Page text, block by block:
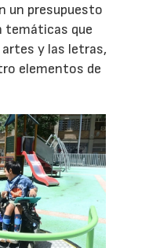
un presupuesto
temáticas que
y las letras,
elementos de